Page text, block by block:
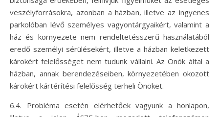
veszélyforrásokra, azonban a házban, illetve az ingyenes
parkolóban lévő személyes vagyontárgyaikért, valamint a
ház és környezete nem rendeltetésszerű használatából
eredő személyi sérülésekért, illetve a házban keletkezett
károkért felelősséget nem tudunk vállalni. Az Önök által a
házban, annak berendezéseiben, környezetében okozott
károkért kártérítési felelősség terheli Önöket.
6.4. Probléma esetén elérhetőek vagyunk a honlapon,